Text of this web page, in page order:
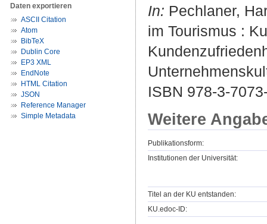
Daten exportieren
ASCII Citation
Atom
BibTeX
Dublin Core
EP3 XML
EndNote
HTML Citation
JSON
Reference Manager
Simple Metadata
In: Pechlaner,
im Tourismus :
ISBN 978-3-
Weitere
Publikationsform:
Institutionen der Universität:
Titel an der KU entstanden:
KU.edoc-ID: